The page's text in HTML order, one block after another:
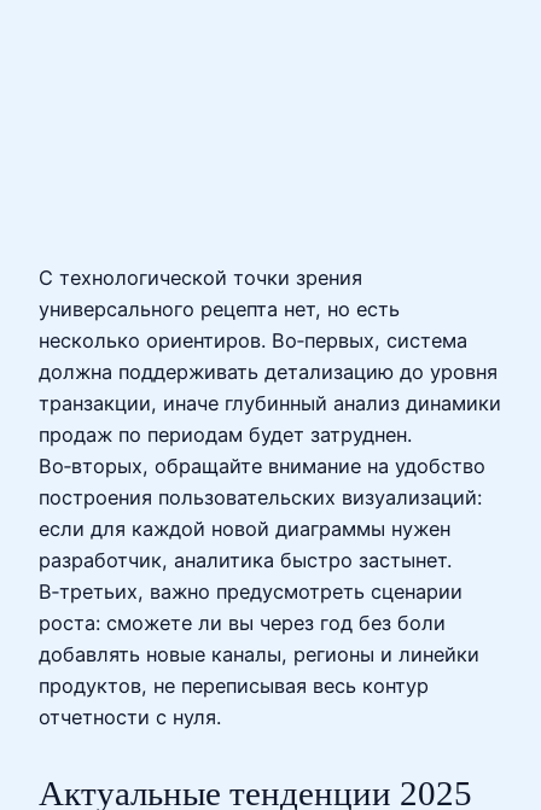
С технологической точки зрения
универсального рецепта нет, но есть
несколько ориентиров. Во‑первых, система
должна поддерживать детализацию до уровня
транзакции, иначе глубинный анализ динамики
продаж по периодам будет затруднен.
Во‑вторых, обращайте внимание на удобство
построения пользовательских визуализаций:
если для каждой новой диаграммы нужен
разработчик, аналитика быстро застынет.
В‑третьих, важно предусмотреть сценарии
роста: сможете ли вы через год без боли
добавлять новые каналы, регионы и линейки
продуктов, не переписывая весь контур
отчетности с нуля.
Актуальные тенденции 2025